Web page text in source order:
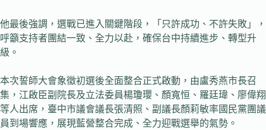
他最後強調，選戰已進入關鍵階段，「只許成功、不許失敗」，
呼籲支持者團結一致、全力以赴，確保台中持續進步、轉型升
級。
本次誓師大會象徵初選後全面整合正式啟動，由盧秀燕市長召
集，江啟臣副院長及立法委員楊瓊瓔、顏寬恒、羅廷瑋、廖偉翔
等人出席，臺中市議會議長張清照、副議長顏莉敏率國民黨團議
員到場響應，展現藍營整合完成、全力迎戰選舉的氣勢。